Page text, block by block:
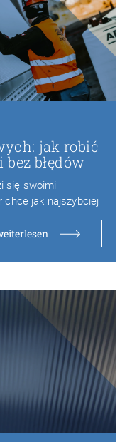
jak robić
błędów
się swoimi
chce jak najszybciej